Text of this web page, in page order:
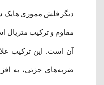
مقاوم و ترکیب متریال
آن است. این ترکیب
ضربه‌های جزئی، به